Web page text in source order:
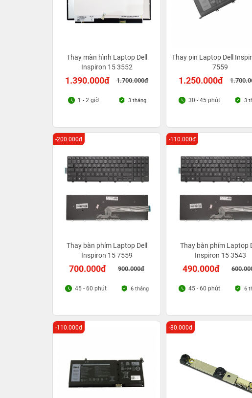
Thay màn hình Laptop Dell
Inspiron 15 3552
1.390.000đ 1.700.000đ
1 - 2 giờ 3 tháng
Thay pin Laptop Dell
7559
1.250.000đ
30 - 45 phút 3
Thay bàn phím Laptop Dell
Inspiron 15 7559
700.000đ 900.000đ
-200.000đ
45 - 60 phút 6 tháng
Thay bàn phím Laptop
Inspiron 15 3543
490.000đ
-110.000đ
45 - 60 phút 6
-110.000đ -80.000đ